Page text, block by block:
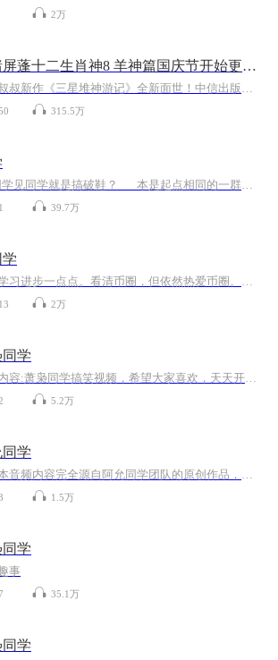
2万
小猪屏蓬十二生肖神8 羊神篇国庆节开始更新啦！
晓东叔叔新作《三星堆神游记》全新面世！中信出版社出版！京东当当淘宝均有售！点蓝色字收听——《小猪屏蓬爆笑日记2024》《小猪屏蓬爆笑日记2》《小猪屏蓬爆笑日记1》让你笑得喘不上气！《我进故宫当富翁——小猪屏蓬故宫财商笔记》教你成为大富翁！《小...
315.5万
同学见同学就是搞破鞋？ 本是起点相同的一群青春少年，经历过各自的人生洗练获得了不同的地位以及身份，一穷二白但怀揣文学梦的非编制协警郑晓彬，最是热衷同学情谊，同学之间的出轨以及婚外情让他心痛，他希望能够守住同学之间纯洁的...
39.7万
每天学习进步一点点。看清币圈，但依然热爱币圈。币同学将分为以下板块：1.基础知识。2.项目笔记。3.读书笔记。4.思考笔记。5.币圈人物。6.行情分享。7.日常杂谈。感谢关注，一起学习，共同成长，和而不同....
2万
学
节目内容:萧枭同学搞笑视频，希望大家喜欢，天天开心，感谢支持，喜欢可以点个关注再走哦
5.2万
同学
简介本音频内容完全源自阿允同学团队的原创作品，原始作品的完整版权和所有知识产权均归属于阿允同学团队或其指定权利人本人仅为搬运者，并非原创作者，也不享有任何版权，本人对原始作品进行了翻录，简单剪辑等操作，未对作品的核心创意，实质性内容进行...
1.5万
学
事
35.1万
学